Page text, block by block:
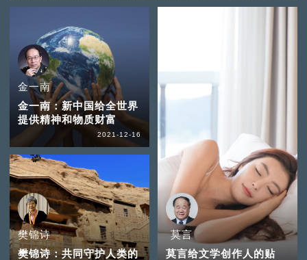
金一南
金一南：新中国给全世界
提供精神和物质财富
2021-12-16
樊锦诗
樊锦诗：共同守护人类的
莫言
莫言给文学创作人的贴